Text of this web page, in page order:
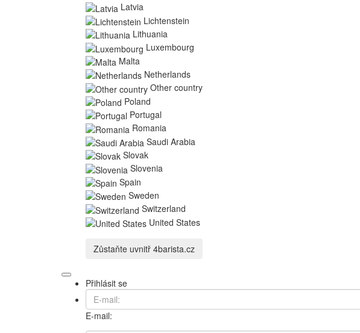
Latvia
Lichtenstein
Lithuania
Luxembourg
Malta
Netherlands
Other country
Poland
Portugal
Romania
Saudi Arabia
Slovak
Slovenia
Spain
Sweden
Switzerland
United States
Zůstaňte uvnitř 4barista.cz
Přihlásit se
E-mail: